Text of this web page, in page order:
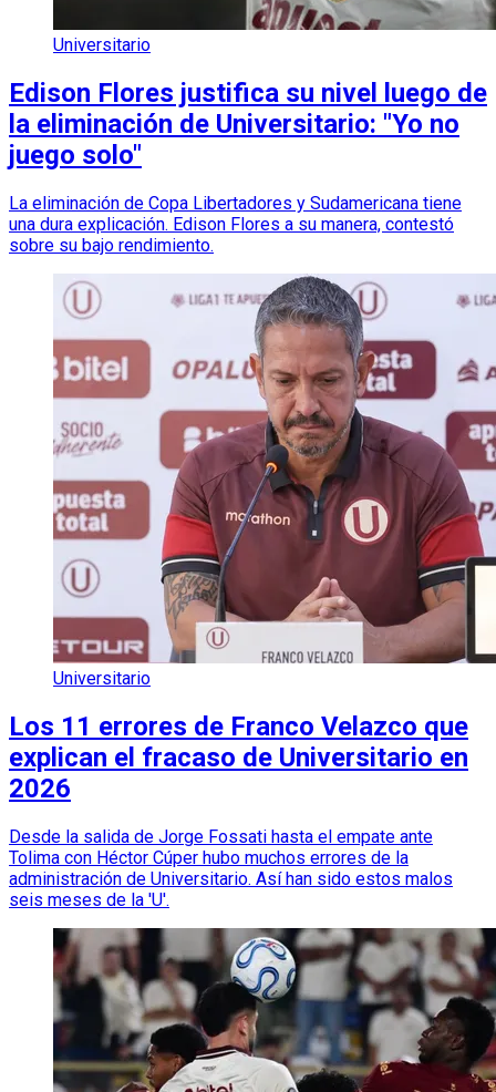
Universitario
Edison Flores justifica su nivel luego de
la eliminación de Universitario: "Yo no
juego solo"
La eliminación de Copa Libertadores y Sudamericana tiene
una dura explicación. Edison Flores a su manera, contestó
sobre su bajo rendimiento.
Universitario
Los 11 errores de Franco Velazco que
explican el fracaso de Universitario en
2026
Desde la salida de Jorge Fossati hasta el empate ante
Tolima con Héctor Cúper hubo muchos errores de la
administración de Universitario. Así han sido estos malos
seis meses de la 'U'.